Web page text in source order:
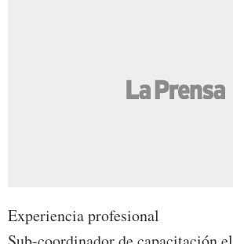
Experiencia profesional